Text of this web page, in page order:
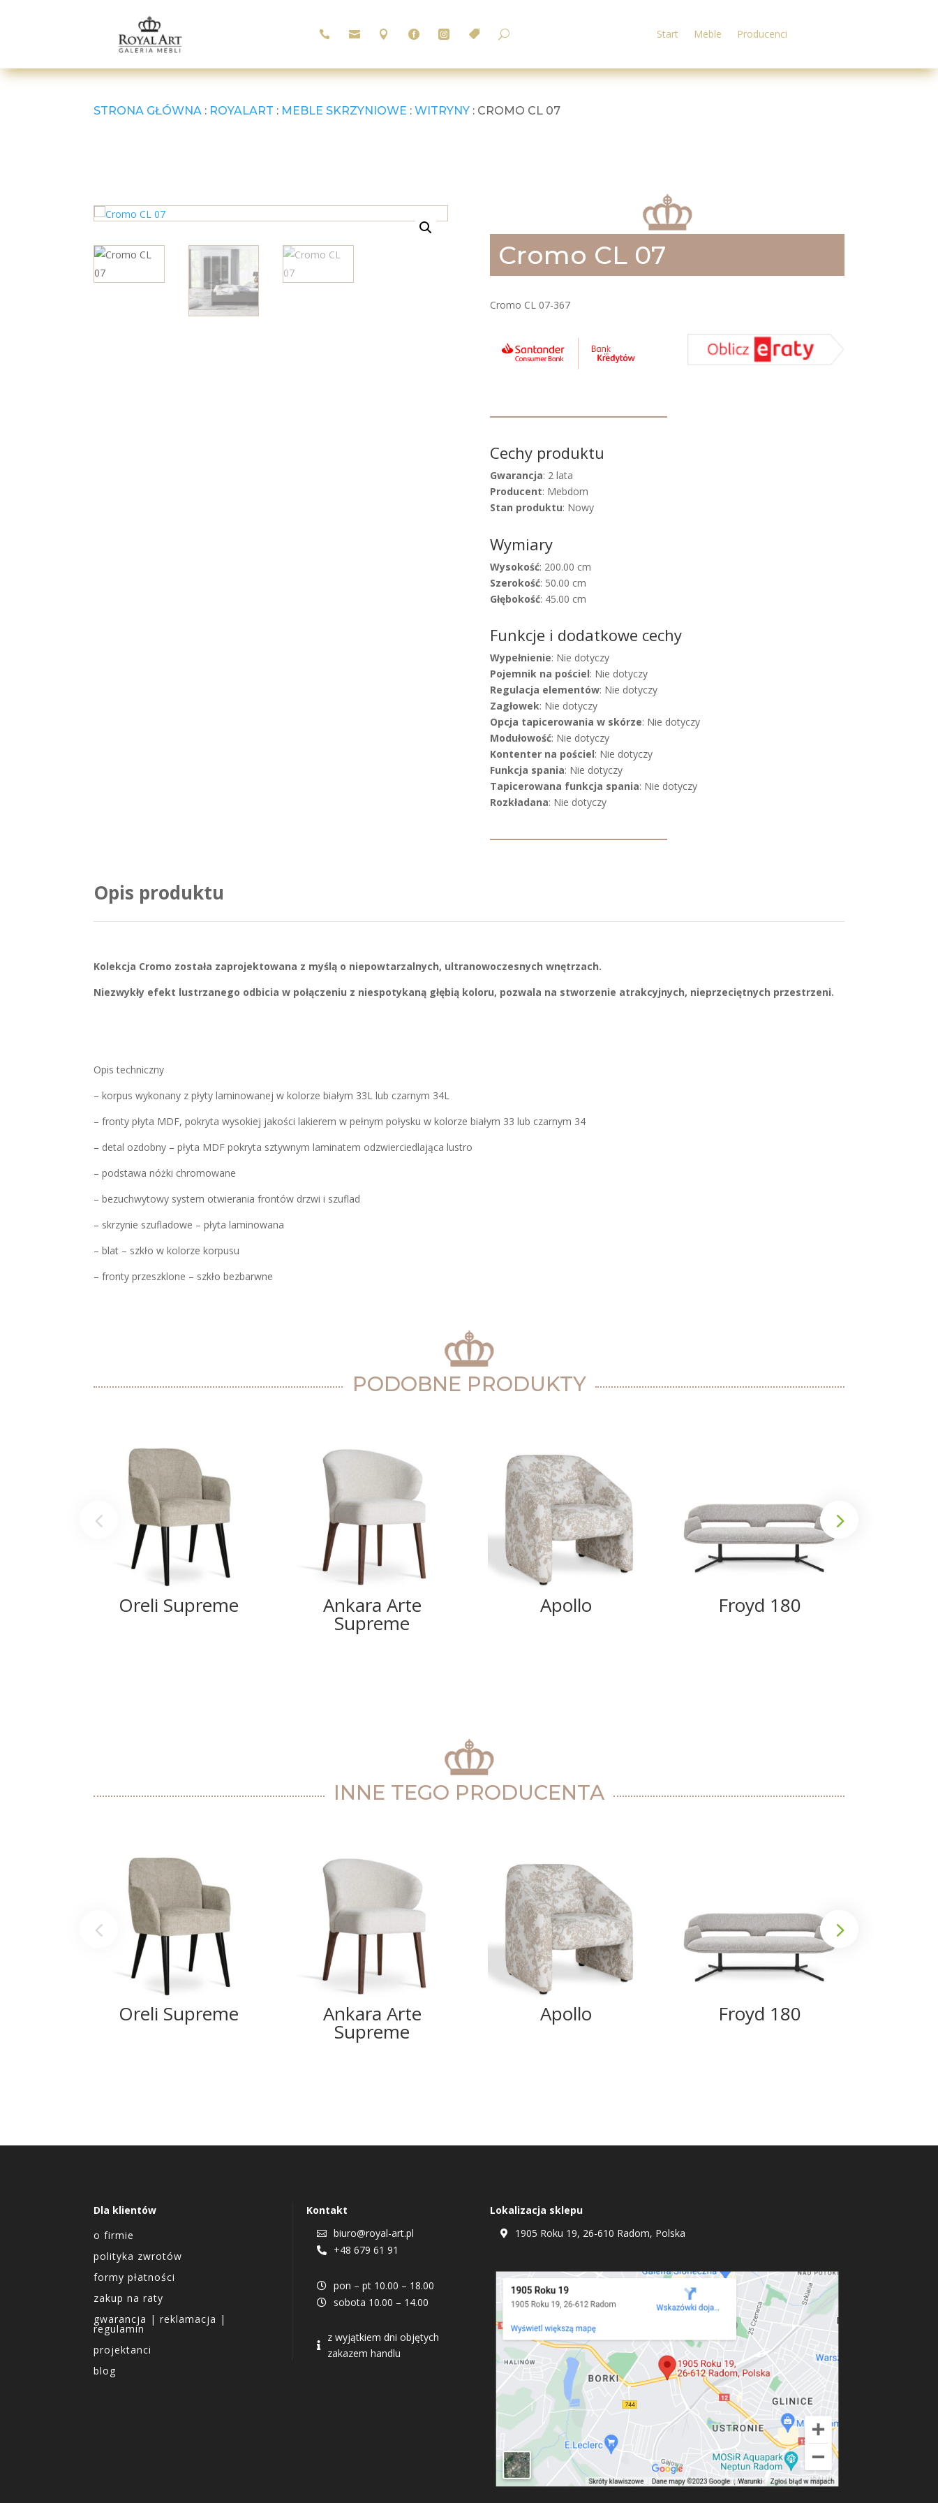
      U Start Meble Producenci
STRONA GŁÓWNA : ROYALART : MEBLE SKRZYNIOWE :WITRYNY : CROMO CL 07
Cromo CL 07
Cromo CL 07-367
Cechy produktu
Gwarancja: 2 lata
Producent: Mebdom
Stan produktu: Nowy
Wymiary
Wysokość: 200.00 cm
Szerokość: 50.00 cm
Głębokość: 45.00 cm
Funkcje i dodatkowe cechy
Wypełnienie: Nie dotyczy
Pojemnik na pościel: Nie dotyczy
Regulacja elementów: Nie dotyczy
Zagłowek: Nie dotyczy
Opcja tapicerowania w skórze: Nie dotyczy
Modułowość: Nie dotyczy
Kontenter na pościel: Nie dotyczy
Funkcja spania: Nie dotyczy
Tapicerowana funkcja spania: Nie dotyczy
Rozkładana: Nie dotyczy
Opis produktu
Kolekcja Cromo została zaprojektowana z myślą o niepowtarzalnych, ultranowoczesnych wnętrzach.
Niezwykły efekt lustrzanego odbicia w połączeniu z niespotykaną głębią koloru, pozwala na stworzenie atrakcyjnych, nieprzeciętnych przestrzeni.
Opis techniczny
– korpus wykonany z płyty laminowanej w kolorze białym 33L lub czarnym 34L
– fronty płyta MDF, pokryta wysokiej jakości lakierem w pełnym połysku w kolorze białym 33 lub czarnym 34
– detal ozdobny – płyta MDF pokryta sztywnym laminatem odzwierciedlająca lustro
– podstawa nóżki chromowane
– bezuchwytowy system otwierania frontów drzwi i szuflad
– skrzynie szufladowe – płyta laminowana
– blat – szkło w kolorze korpusu
– fronty przeszklone – szkło bezbarwne
PODOBNE PRODUKTY
Oreli Supreme Ankara Arte
Supreme
Apollo Froyd 180
INNE TEGO PRODUCENTA
Oreli Supreme Ankara Arte
Supreme
Apollo Froyd 180
Dla klientów
o firmie
polityka zwrotów
formy płatności
zakup na raty
gwarancja | reklamacja |
regulamin
projektanci
blog
Kontakt
 biuro@royal-art.pl
 +48 679 61 91
 pon – pt 10.00 – 18.00
 sobota 10.00 – 14.00

z wyjątkiem dni objętych
zakazem handlu
Lokalizacja sklepu
 1905 Roku 19, 26-610 Radom, Polska